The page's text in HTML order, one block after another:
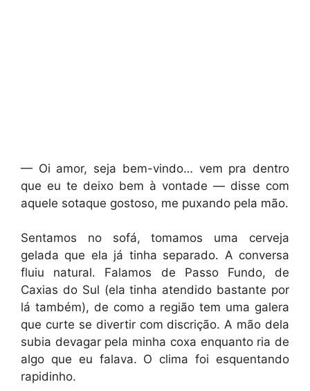
— Oi amor, seja bem-vindo… vem pra dentro
que eu te deixo bem à vontade — disse com
aquele sotaque gostoso, me puxando pela mão.
Sentamos no sofá, tomamos uma cerveja
gelada que ela já tinha separado. A conversa
fluiu natural. Falamos de Passo Fundo, de
Caxias do Sul (ela tinha atendido bastante por
lá também), de como a região tem uma galera
que curte se divertir com discrição. A mão dela
subia devagar pela minha coxa enquanto ria de
algo que eu falava. O clima foi esquentando
rapidinho.